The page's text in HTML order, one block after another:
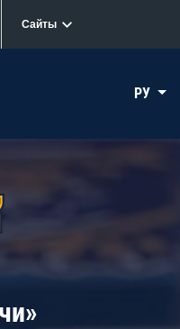
Сайты
РУ